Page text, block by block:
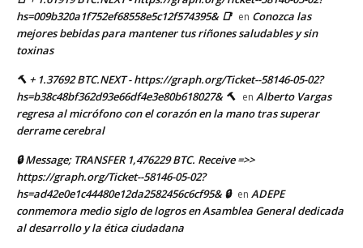
hs=009b320a1f752ef68558e5c12f574395& 📑 en Conozca las
mejores bebidas para mantener tus riñones saludables y sin
toxinas
🔨 + 1.37692 BTC.NEXT - https://graph.org/Ticket--58146-05-02?
hs=b38c48bf362d93e66df4e3e80b618027& 🔨 en Alberto Vargas
regresa al micrófono con el corazón en la mano tras superar
derrame cerebral
🔒 Message; TRANSFER 1,476229 BTC. Receive =>>
https://graph.org/Ticket--58146-05-02?
hs=ad42e0e1c44480e12da2582456c6cf95& 🔒 en ADEPE
conmemora medio siglo de logros en Asamblea General dedicada
al desarrollo y la ética ciudadana